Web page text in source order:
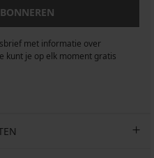
met informatie over
kunt je op elk moment gratis